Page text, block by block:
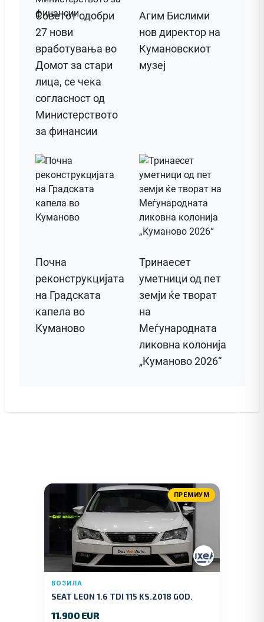
Советот одобри
27 нови
вработувања во
Домот за стари
лица, се чека
согласност од
Министерството
за финансии
Агим Бислими
нов директор на
Кумановскиот
музеј
Почна
реконструкцијата
на Градската
капела во
Куманово
Тринаесет
уметници од пет
земји ќе творат
на
Меѓународната
ликовна колонија
„Куманово 2026“
ПРЕМИУМ
ВОЗИЛА
SEAT LEON 1.6 TDI 115 KS.2018 GOD.
11.900 EUR